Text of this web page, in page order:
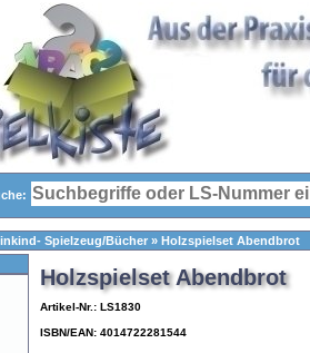
Spielzeug/Bücher » Holzspielset Abendbrot
Holzspielset Abendbrot
Artikel-Nr.: LS1830
ISBN/EAN: 4014722281544